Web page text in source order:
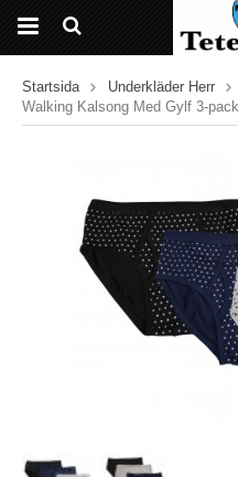
Startsida Underkläder Herr
Walking Kalsong Med Gylf 3-